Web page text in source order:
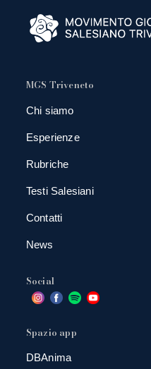
MGS Triveneto
Chi siamo
Esperienze
Rubriche
Testi Salesiani
Contatti
News
Social
Spazio app
DBAnima